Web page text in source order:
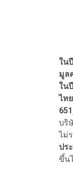
ใน
มูล
ใน
ไท
บริ
ไม่
ปร
ขึ้น